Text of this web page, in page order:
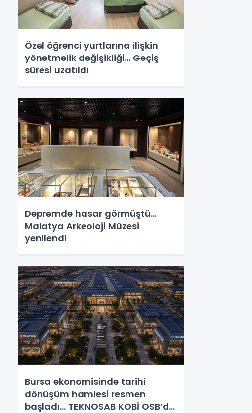
Özel öğrenci yurtlarına ilişkin
yönetmelik değişikliği... Geçiş
süresi uzatıldı
Depremde hasar görmüştü...
Malatya Arkeoloji Müzesi
yenilendi
Bursa ekonomisinde tarihi
dönüşüm hamlesi resmen
başladı... TEKNOSAB KOBİ OSB’de